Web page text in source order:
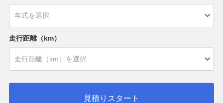
走行距離（km）
見積りスタート